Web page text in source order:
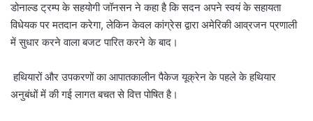
डोनाल्ड ट्रम्प के सहयोगी जॉनसन ने कहा है कि सदन अपने स्वयं के सहायता
विधेयक पर मतदान करेगा, लेकिन केवल कांग्रेस द्वारा अमेरिकी आव्रजन प्रणाली
में सुधार करने वाला बजट पारित करने के बाद।
हथियारों और उपकरणों का आपातकालीन पैकेज यूक्रेन के पहले के हथियार
अनुबंधों में की गई लागत बचत से वित्त पोषित है।